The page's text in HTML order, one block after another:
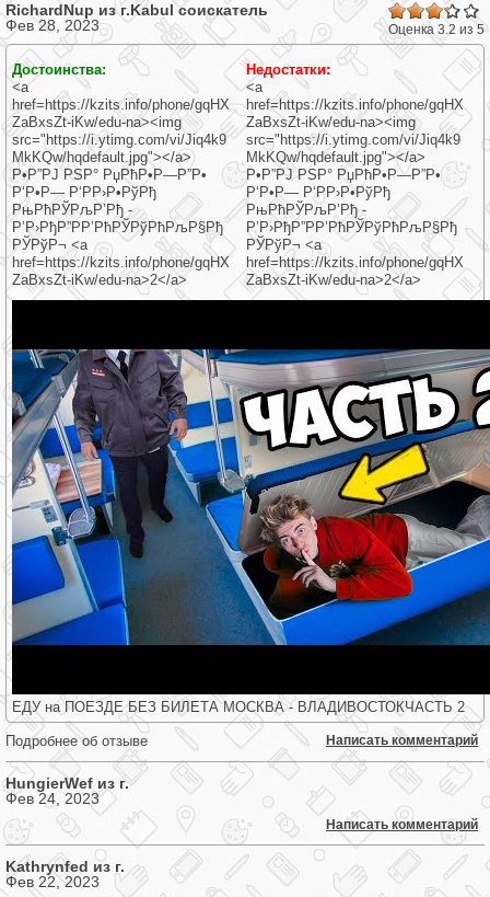
.2
22
22
22
22
22
22
Оценка 3.2 из 5
RichardNup из г.Kabul соискатель
Фев 28, 2023
Достоинства:
<a
href=https://kzits.info/phone/gqHX
ZaBxsZt-iKw/edu-na><img
src="https://i.ytimg.com/vi/Jiq4k9
MkKQw/hqdefault.jpg"></a>
Р•Р”РЈ РЅР° РџРћР•Р—Р”Р•
Р‘Р•Р— Р‘РР›Р•РўРђ
РњРћРЎРљР’Рђ -
Р’Р›РђР”РР’РћРЎРўРћРљР§Рђ
РЎРўР¬ <a
href=https://kzits.info/phone/gqHX
ZaBxsZt-iKw/edu-na>2</a>
Недостатки:
<a
href=https://kzits.info/phone/gqHX
ZaBxsZt-iKw/edu-na><img
src="https://i.ytimg.com/vi/Jiq4k9
MkKQw/hqdefault.jpg"></a>
Р•Р”РЈ РЅР° РџРћР•Р—Р”Р•
Р‘Р•Р— Р‘РР›Р•РўРђ
РњРћРЎРљР’Рђ -
Р’Р›РђР”РР’РћРЎРўРћРљР§Рђ
РЎРўР¬ <a
href=https://kzits.info/phone/gqHX
ZaBxsZt-iKw/edu-na>2</a>
ЕДУ на ПОЕЗДЕ БЕЗ БИЛЕТА МОСКВА - ВЛАДИВОСТОКЧАСТЬ 2
Подробнее об отзыве Написать комментарий
HungierWef из г.
Фев 24, 2023
Написать комментарий
Kathrynfed из г.
Фев 22, 2023